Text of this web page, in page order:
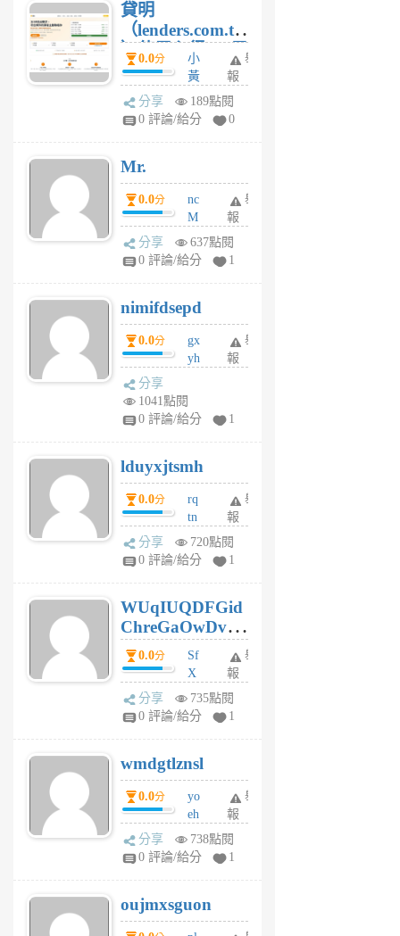
貸明
（lenders.com.tw
）使用心得 — 民
間貸款比較平台
體驗
0.0分
小
黃
蜂
1
舉
報
分享
189點閱
0 評論/給分
0
Mr.
0.0分
nc
M
U
F
U
5
個
月
舉
報
分享
637點閱
0 評論/給分
1
nimifdsepd
0.0分
gx
yh
jl
月
前
舉
報
分享
1041點閱
0 評論/給分
1
lduyxjtsmh
0.0分
rq
tn
jt
gl
個
月
前
舉
報
分享
720點閱
0 評論/給分
1
WUqIUQDFGid
ChreGaOwDv
dY0.0分
Sf
X
Pe
Jc
R
P
m
v
A
V
個
月
舉
報
分享
735點閱
0 評論/給分
1
wmdgtlznsl
0.0分
yo
eh
ld
gy
個
月
舉
報
分享
738點閱
0 評論/給分
1
oujmxsguon